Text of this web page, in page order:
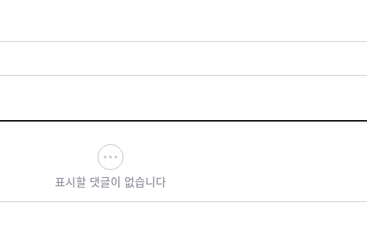
표시할 댓글이 없습니다